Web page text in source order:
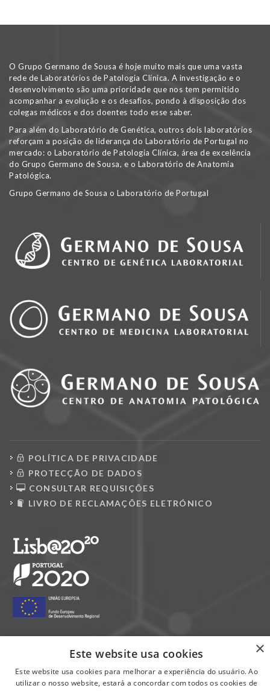
O Grupo Germano de Sousa é hoje muito mais que uma vasta
rede de Laboratórios de Patologia Clínica. A investigação e o
desenvolvimento são uma prioridade que nos tem permitido
acompanhar a evolução e os desafios, pondo à disposição dos
colegas médicos e dos doentes todo esse saber.
Para além do Laboratório de Genética, outros dois laboratórios
reforçam a posição de liderança do Laboratório de Portugal no
mercado: o Laboratório de Patologia Clínica, área de excelência
do Grupo Germano de Sousa, e o Laboratório de Anatomia
Patológica.
Grupo Germano de Sousa o Laboratório de Portugal
POLÍTICA DE PRIVACIDADE
PROTECÇÃO DE DADOS
CONSULTAR REQUISIÇÕES
LIVRO DE RECLAMAÇÕES ELETRÓNICO
×
Este website usa cookies
Este website usa cookies para melhorar a experiência do usuário. Ao
utilizar o nosso website, estará a concordar com todos os cookies de